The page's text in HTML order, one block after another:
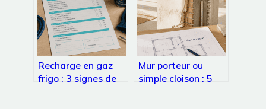
Recharge en gaz
frigo : 3 signes de
Mur porteur ou
simple cloison : 5